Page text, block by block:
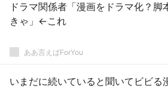
ドラマ関係者「漫画をドラマ化？脚
きゃ」←これ
ああ言えばForYou
いまだに続いていると聞いてビビる